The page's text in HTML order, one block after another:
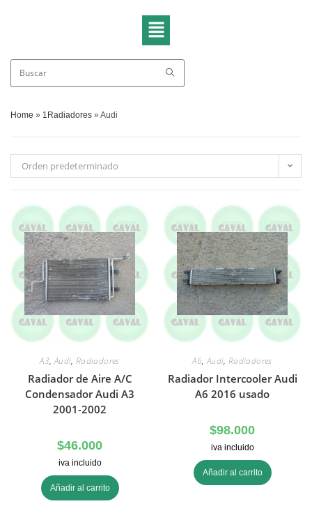
Home » 1Radiadores » Audi
Orden predeterminado
A3,Audi,Radiadores
Radiador de Aire A/C
Condensador Audi A3
2001-2002
$46.000
iva incluido
Añadir al carrito
A6,Audi,Radiadores
Radiador Intercooler Audi
A6 2016 usado
$98.000
iva incluido
Añadir al carrito